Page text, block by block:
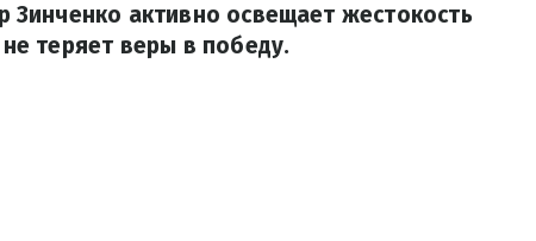
Зинченко активно освещает жестокость
теряет веры в победу.